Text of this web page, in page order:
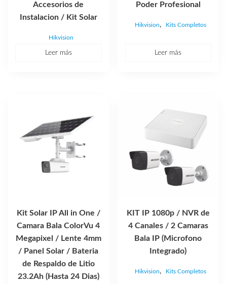
Accesorios de
Instalacion / Kit Solar
Hikvision
Leer más
Poder Profesional
Hikvision, Kits Completos
Leer más
Kit Solar IP All in One /
Camara Bala ColorVu 4
Megapixel / Lente 4mm
/ Panel Solar / Bateria
de Respaldo de Litio
23.2Ah (Hasta 24 Dias)
KIT IP 1080p / NVR de
4 Canales / 2 Camaras
Bala IP (Microfono
Integrado)
Hikvision, Kits Completos